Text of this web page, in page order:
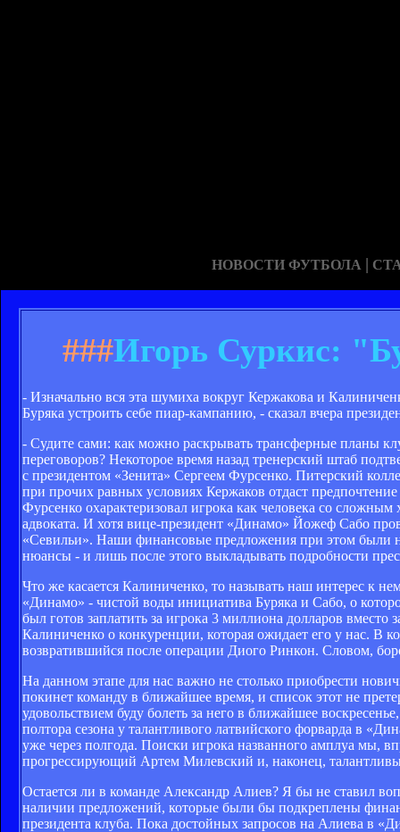
НОВОСТИ ФУТБОЛА |
###Игорь Суркис:
- Изначально вся эта шумиха вокруг Кержакова и
Буряка устроить себе пиар-кампанию, - сказал вчера
- Судите сами: как можно раскрывать трансферные планы
переговоров? Некоторое время назад тренерский штаб
с президентом «Зенита» Сергеем Фурсенко. Питерский
при прочих равных условиях Кержаков отдаст предпочтение
Фурсенко охарактеризовал игрока как человека со
адвоката. И хотя вице-президент «Динамо» Йожеф Сабо
«Севильи». Наши финансовые предложения при этом были
нюансы - и лишь после этого выкладывать подробности
Что же касается Калиниченко, то называть наш интерес к
«Динамо» - чистой воды инициатива Буряка и Сабо, о
был готов заплатить за игрока 3 миллиона долларов
Калиниченко о конкуренции, которая ожидает его у нас. В
возвратившийся после операции Диого Ринкон. Словом,
На данном этапе для нас важно не столько приобрести
покинет команду в ближайшее время, и список этот не
удовольствием буду болеть за него в ближайшее
полтора сезона у талантливого латвийского форварда в
уже через полгода. Поиски игрока названного амплуа мы,
прогрессирующий Артем Милевский и, наконец,
Остается ли в команде Александр Алиев? Я бы не ставил
наличии предложений, которые были бы подкреплены
президента клуба. Пока достойных запросов на Алиева в